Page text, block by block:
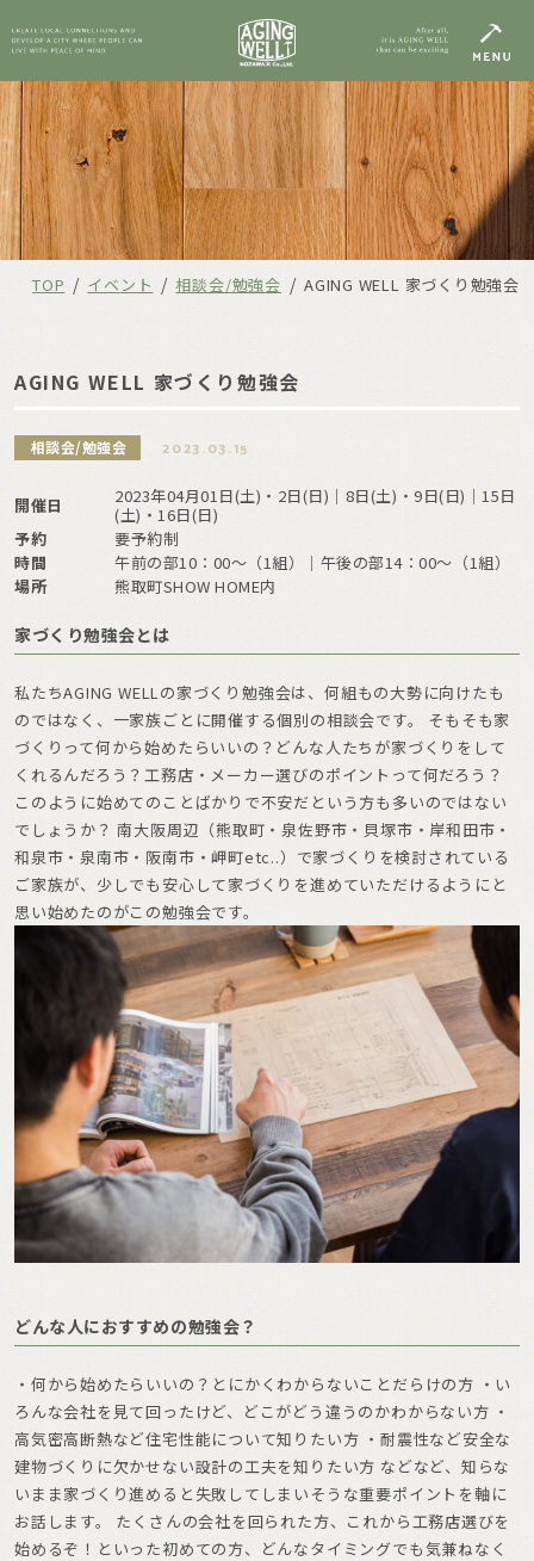
TOP / イベント /相談会/勉強会 / AGING WELL 家づくり勉強会
AGING WELL 家づくり勉強会
相談会/勉強会 2023.03.15
開催日
2023年04月01日(土)・2日(日)｜8日(土)・9日(日)｜15日
(土)・16日(日)
予約
要予約制
時間
午前の部10：00～（1組）｜午後の部14：00～（1組）
場所
熊取町SHOW HOME内
家づくり勉強会とは
私たちAGING WELLの家づくり勉強会は、何組もの大勢に向けたも
のではなく、一家族ごとに開催する個別の相談会です。 そもそも家
づくりって何から始めたらいいの？どんな人たちが家づくりをして
くれるんだろう？工務店・メーカー選びのポイントって何だろう？
このように始めてのことばかりで不安だという方も多いのではない
でしょうか？ 南大阪周辺（熊取町・泉佐野市・貝塚市・岸和田市・
和泉市・泉南市・阪南市・岬町etc..）で家づくりを検討されている
ご家族が、少しでも安心して家づくりを進めていただけるようにと
思い始めたのがこの勉強会です。
どんな人におすすめの勉強会？
・何から始めたらいいの？とにかくわからないことだらけの方 ・い
ろんな会社を見て回ったけど、どこがどう違うのかわからない方 ・
高気密高断熱など住宅性能について知りたい方 ・耐震性など安全な
建物づくりに欠かせない設計の工夫を知りたい方 などなど、知らな
いまま家づくり進めると失敗してしまいそうな重要ポイントを軸に
お話します。 たくさんの会社を回られた方、これから工務店選びを
始めるぞ！といった初めての方、どんなタイミングでも気兼ねなく